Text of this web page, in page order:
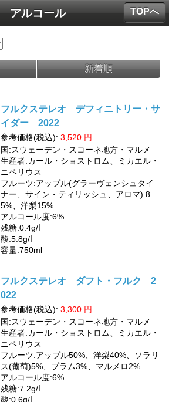
アルコール
新着順
フルクステレオ デフィニトリー・サ
イダー 2022
参考価格(税込): 3,520 円
国:スウェーデン・スコーネ地方・マルメ
生産者:カール・ショストロム、ミカエル・
ニペリウス
フルーツ:アップル(グラーヴェンシュタイ
ナー、サイン・ティリッシュ、アロマ) 8
5%、洋梨15%
アルコール度:6%
残糖:0.4g/ⅼ
酸:5.8g/ⅼ
容量:750ml
フルクステレオ ダフト・フルク 2
022
参考価格(税込): 3,300 円
国:スウェーデン・スコーネ地方・マルメ
生産者:カール・ショストロム、ミカエル・
ニペリウス
フルーツ:アップル50%、洋梨40%、ソラリ
ス(葡萄)5%、プラム3%、マルメロ2%
アルコール度:6%
残糖:7.2g/ⅼ
酸:0.6g/ⅼ
TOPへ